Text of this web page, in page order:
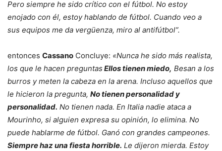
Pero siempre he sido crítico con el fútbol. No estoy
enojado con él, estoy hablando de fútbol. Cuando veo a
sus equipos me da vergüenza, miro al antifútbol”.
entonces Cassano Concluye: «Nunca he sido más realista,
los que le hacen preguntas Ellos tienen miedo, Besan a los
burros y meten la cabeza en la arena. Incluso aquellos que
le hicieron la pregunta, No tienen personalidad y
personalidad. No tienen nada. En Italia nadie ataca a
Mourinho, si alguien expresa su opinión, lo elimina. No
puede hablarme de fútbol. Ganó con grandes campeones.
Siempre haz una fiesta horrible. Le dijeron mierda. Estoy